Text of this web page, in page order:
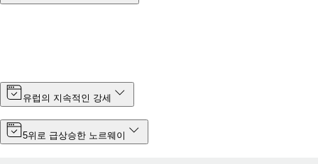
유럽의 지속적인 강세
5위로 급상승한 노르웨이